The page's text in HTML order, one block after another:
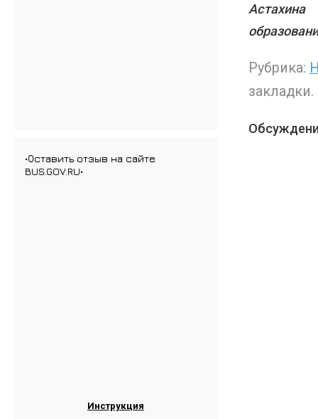
Рубрика:
закладки.
•Оставить отзыв на сайте
BUS.GOV.RU•
Инструкция